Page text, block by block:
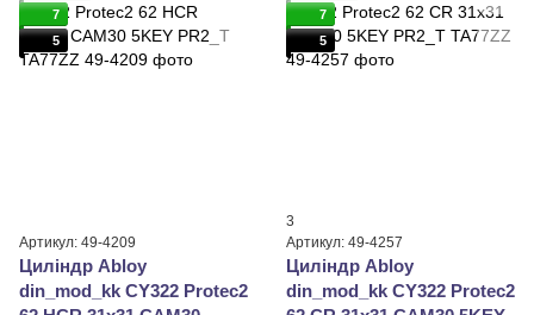
7
5
Артикул: 49-4209
Циліндр Abloy
din_mod_kk CY322 Protec2
7
5
3
Артикул: 49-4257
Циліндр Abloy
din_mod_kk CY322 Protec2